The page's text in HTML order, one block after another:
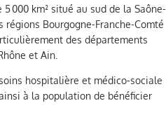
000 km² situé au sud de la Saône-
Bourgogne-Franche-Comté
des départements
et Ain.
hospitalière et médico-sociale
à la population de bénéficier